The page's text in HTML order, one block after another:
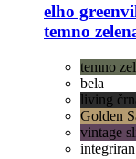
elho
temno
temno
bela
living
Golden
vintage